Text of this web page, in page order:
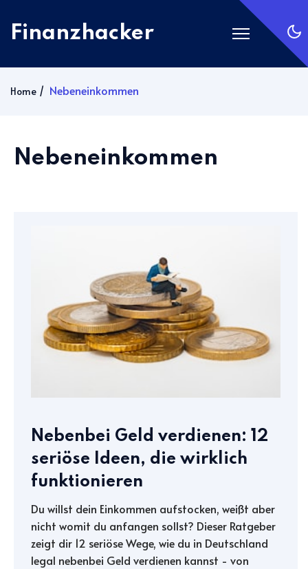
Finanzhacker
Gold
Home Nebeneinkommen
Nebeneinkommen
Nebenbei Geld verdienen: 12
seriöse Ideen, die wirklich
funktionieren
Du willst dein Einkommen aufstocken, weißt aber
nicht womit du anfangen sollst? Dieser Ratgeber
zeigt dir 12 seriöse Wege, wie du in Deutschland
legal nebenbei Geld verdienen kannst - von